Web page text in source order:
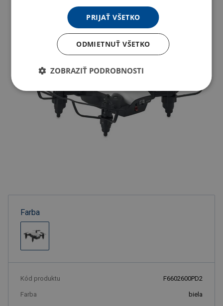
Farba
Kód produktu F6602600PD2
Farba biela
PRIJAŤ VŠETKO
ODMIETNUŤ VŠETKO
ZOBRAZIŤ PODROBNOSTI